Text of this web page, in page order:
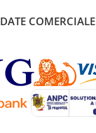
DATE COMERCIALE